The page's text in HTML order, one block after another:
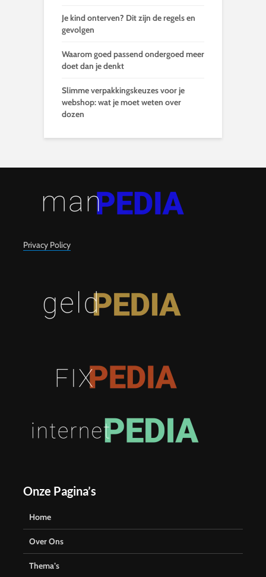
Je kind onterven? Dit zijn de regels en
gevolgen
Waarom goed passend ondergoed meer
doet dan je denkt
Slimme verpakkingskeuzes voor je
webshop: wat je moet weten over
dozen
Privacy Policy
Onze Pagina’s
Home
Over Ons
Thema’s